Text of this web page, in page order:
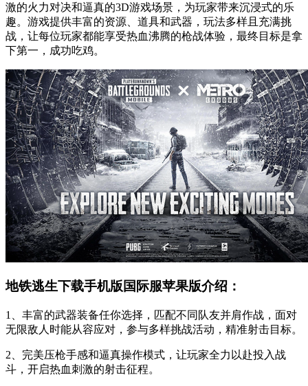
激的火力对决和逼真的3D游戏场景，为玩家带来沉浸式的乐
趣。游戏提供丰富的资源、道具和武器，玩法多样且充满挑
战，让每位玩家都能享受热血沸腾的枪战体验，最终目标是拿
下第一，成功吃鸡。
地铁逃生下载手机版国际服苹果版介绍：
1、丰富的武器装备任你选择，匹配不同队友并肩作战，面对
无限敌人时能从容应对，参与多样挑战活动，精准射击目标。
2、完美压枪手感和逼真操作模式，让玩家全力以赴投入战
斗，开启热血刺激的射击征程。